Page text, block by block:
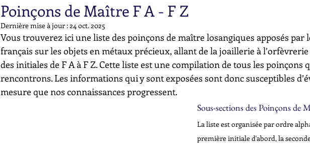
Poinçons de Maître F A - F Z
Dernière mise à jour :24 oct. 2025
Vous trouverez ici une liste des poinçons de maître losangiques apposés par
français sur les objets en métaux précieux, allant de la joaillerie à
des initiales de F A à F Z. Cette liste est une compilation de tous les poinçons
rencontrons. Les informations qui y sont exposées sont donc susceptibles
mesure que nos connaissances progressent.
Sous-sections des Poinçons de
La liste est organisée par ordre
première initiale d'abord, la